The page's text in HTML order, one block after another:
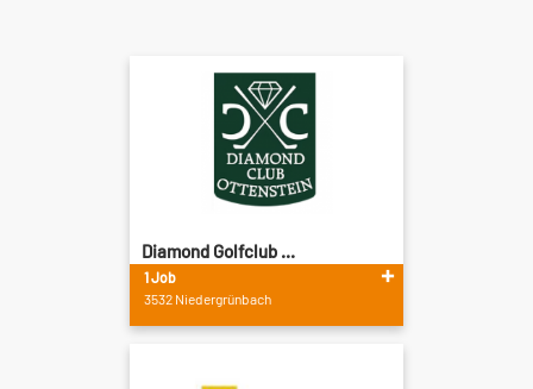
Diamond Golfclub ...
1 Job
3532 Niedergrünbach